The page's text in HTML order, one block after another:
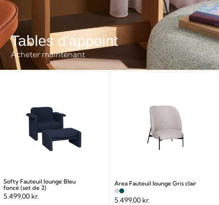
Tables d'appoint
Acheter maintenant
Softy Fauteuil lounge Bleu
foncé (set de 2)
5.499,00 kr.
Area Fauteuil lounge Gris clair
5.499,00 kr.